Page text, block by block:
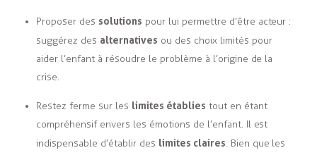
Proposer des solutions pour lui permettre d’être acteur :
suggérez des alternatives ou des choix limités pour
aider l’enfant à résoudre le problème à l’origine de la
crise.
Restez ferme sur les limites établies tout en étant
compréhensif envers les émotions de l’enfant. Il est
indispensable d’établir des limites claires. Bien que les